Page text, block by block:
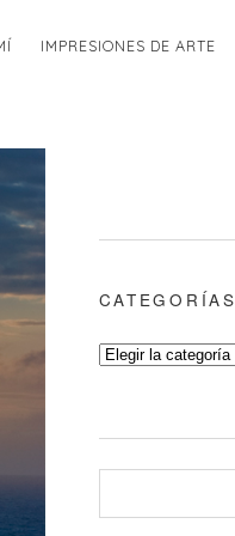
IMPRESIONES DE ARTE
CATEGORÍAS